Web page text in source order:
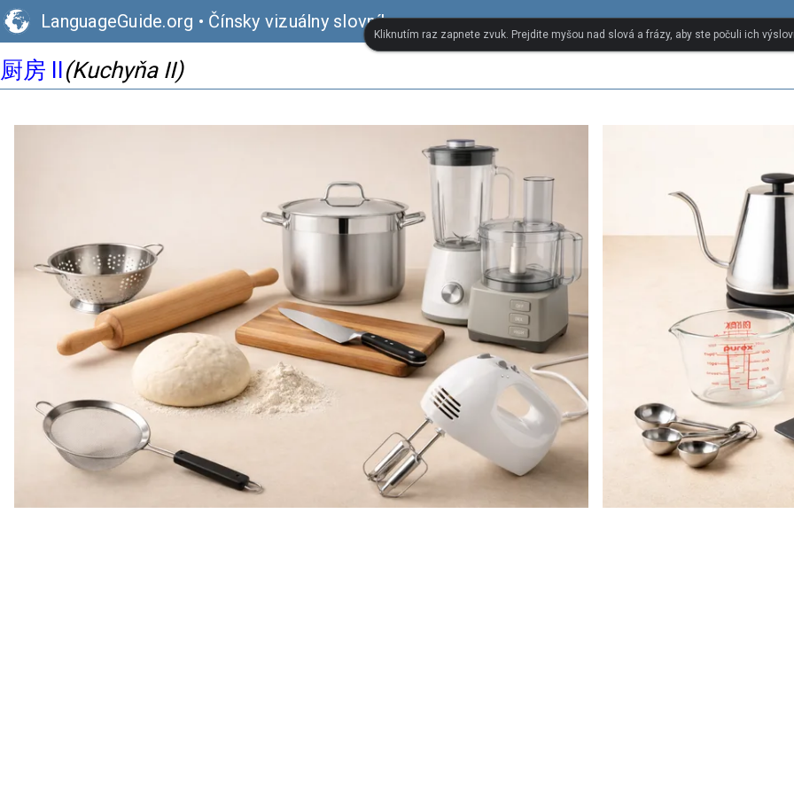
LanguageGuide.org • Čínsky vizuálny slovník
厨房 II(Kuchyňa II)
Kliknutím raz zapnete zvuk. Prejdite myšou nad slová a frázy, aby ste počuli ich